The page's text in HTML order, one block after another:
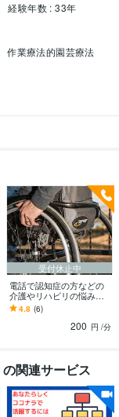
経験年数 : 33年
作業療法的園芸療法
イティング
のフラワーデザイン講
受付休止中
電話で認知症の方などの
介護やリハビリの悩み聞
きます 現役作業療法士が
毎日頑張っているあなた
の悩みを受け止めます
4.8 (6)
200 円 /分
関連サービス